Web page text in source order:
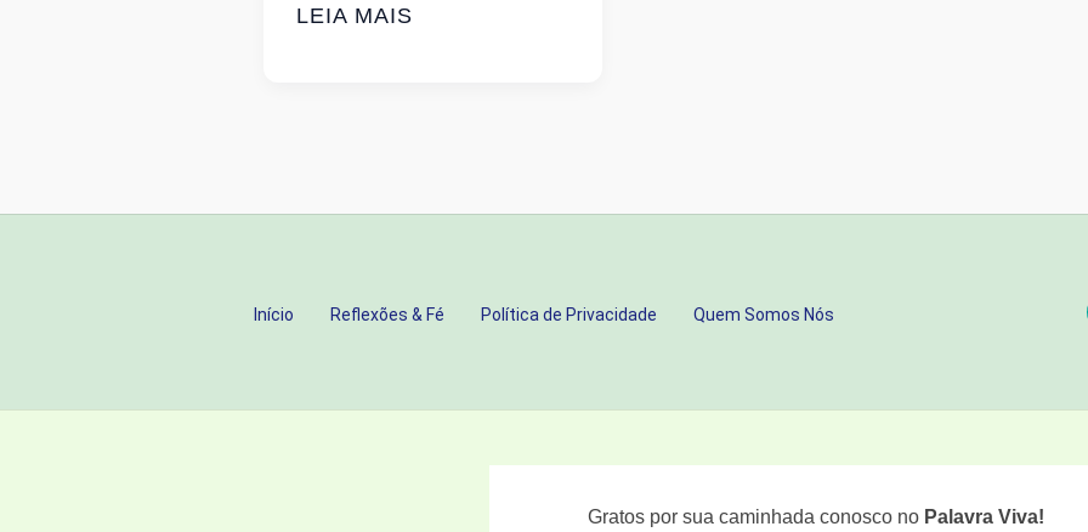
HALLOWEEN,
À
CRUZ
LEIA MAIS
Início Reflexões & Fé Política de Privacidade Quem Somos Nós
Gratos por sua caminhada conosco no Palavra Viva!